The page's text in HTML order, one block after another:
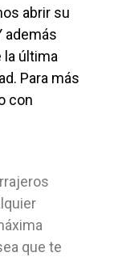
abrir su
además
última
Para más
con
que te